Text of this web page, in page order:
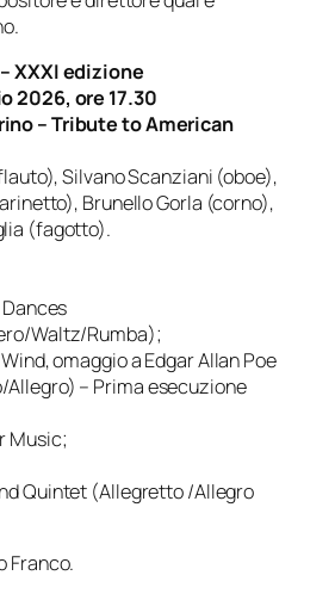
XXXI edizione
2026, ore 17.30
– Tribute to American
Silvano Scanziani (oboe),
Brunello Gorla (corno),
(fagotto).
Dances
Waltz/Rumba);
omaggio a Edgar Allan Poe
– Prima esecuzione
Music;
Quintet (Allegretto /Allegro
Franco.